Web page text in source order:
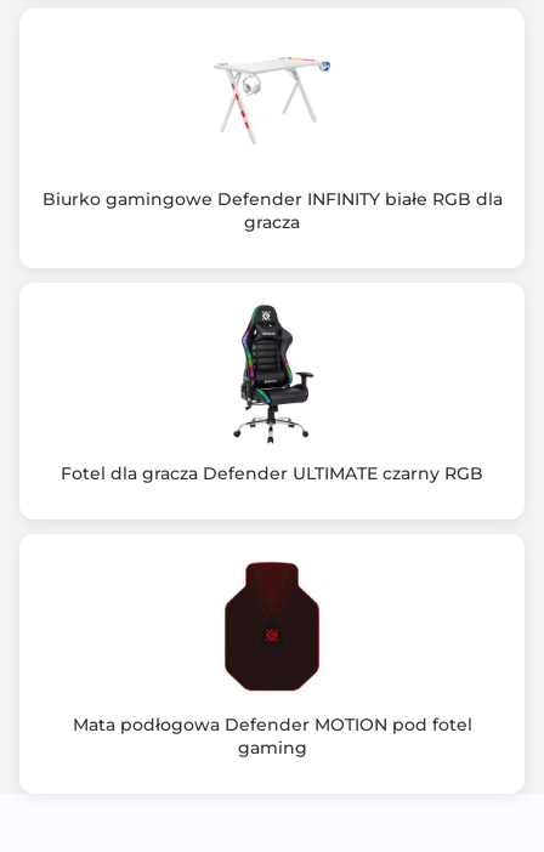
Biurko gamingowe Defender INFINITY białe RGB dla
gracza
Fotel dla gracza Defender ULTIMATE czarny RGB
Mata podłogowa Defender MOTION pod fotel
gaming